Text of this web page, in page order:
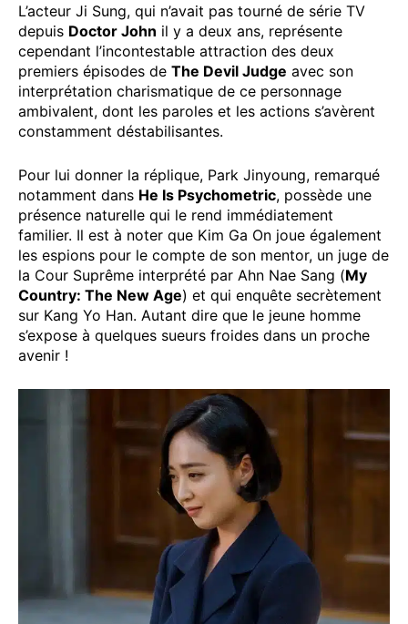
L’acteur Ji Sung, qui n’avait pas tourné de série TV
depuis Doctor John il y a deux ans, représente
cependant l’incontestable attraction des deux
premiers épisodes de The Devil Judge avec son
interprétation charismatique de ce personnage
ambivalent, dont les paroles et les actions s’avèrent
constamment déstabilisantes.
Pour lui donner la réplique, Park Jinyoung, remarqué
notamment dans He Is Psychometric, possède une
présence naturelle qui le rend immédiatement
familier. Il est à noter que Kim Ga On joue également
les espions pour le compte de son mentor, un juge de
la Cour Suprême interprété par Ahn Nae Sang (My
Country: The New Age) et qui enquête secrètement
sur Kang Yo Han. Autant dire que le jeune homme
s’expose à quelques sueurs froides dans un proche
avenir !